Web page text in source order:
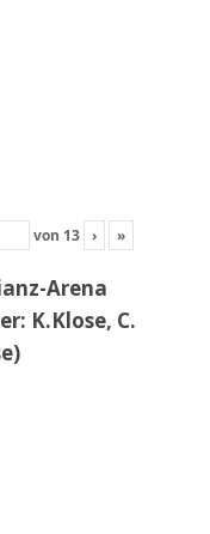
von 13 › »
Arena
K.Klose, C.